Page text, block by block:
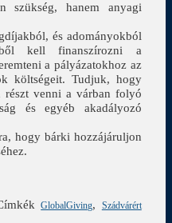
szükség, hanem anyagi
és adományokból
kell finanszírozni a
a pályázatokhoz az
költségeit. Tudjuk, hogy
részt venni a várban folyó
és egyéb akadályozó
hogy bárki hozzájáruljon
GlobalGiving,
Szádvárért